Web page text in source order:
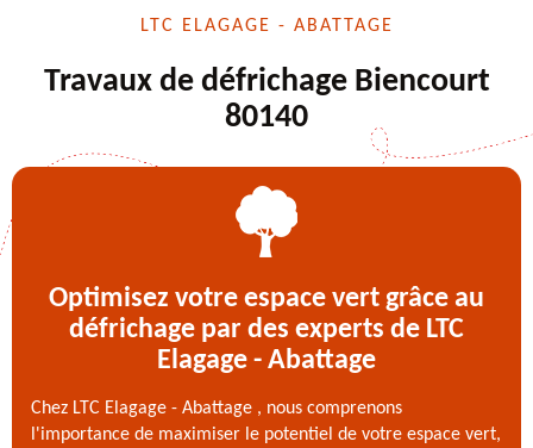
LTC ELAGAGE - ABATTAGE
Travaux de défrichage Biencourt
80140
Optimisez votre espace vert grâce au
défrichage par des experts de LTC
Elagage - Abattage
Chez LTC Elagage - Abattage , nous comprenons
l'importance de maximiser le potentiel de votre espace vert,